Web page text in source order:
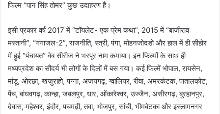
फिल्म “पान सिंह तोमर” कुछ उदाहरण हैं।
इसी प्रकार वर्ष 2017 में “टॉयलेट- एक प्रेम कथा”, 2015 में “बाजीराव
मस्तानी”, “गंगाजल-2”, राजनीति, स्त्री, पंगा, मोहनजोदडो और हाल में ही सीहोर
में हुई “पंचायत” वेब सीरीज ने भरपूर नाम कमाया। इन फिल्मों के साथ ही
मध्यप्रदेश का सौंदर्य भी लोगों के दिलों में बस गया। कई फिल्में भोपाल, रायसेन,
मांडू, ओरछा, खजुराहो, पन्ना, अजयगढ़, ग्वालियर, रीवा, अमरकंटक, पातालकोट,
पेंच, बांधवगढ़, कान्हा, जबलपुर, धार, ओंकारेश्वर, उज्जैन, असीरगढ़, बुरहानपुर,
देवास, महेश्वर, इंदौर, पचमढ़ी, तवा, भोजपुर, सांची, भीमबेटका और इस्लामनगर